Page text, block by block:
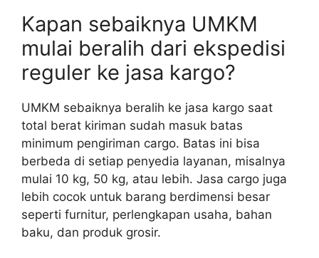
Kapan sebaiknya UMKM
mulai beralih dari ekspedisi
reguler ke jasa kargo?
UMKM sebaiknya beralih ke jasa kargo saat
total berat kiriman sudah masuk batas
minimum pengiriman cargo. Batas ini bisa
berbeda di setiap penyedia layanan, misalnya
mulai 10 kg, 50 kg, atau lebih. Jasa cargo juga
lebih cocok untuk barang berdimensi besar
seperti furnitur, perlengkapan usaha, bahan
baku, dan produk grosir.